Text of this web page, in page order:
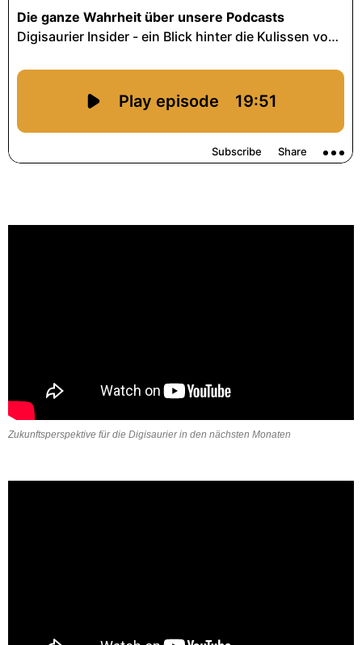
Zukunftsperspektive für die Digisaurier in den nächsten Monaten